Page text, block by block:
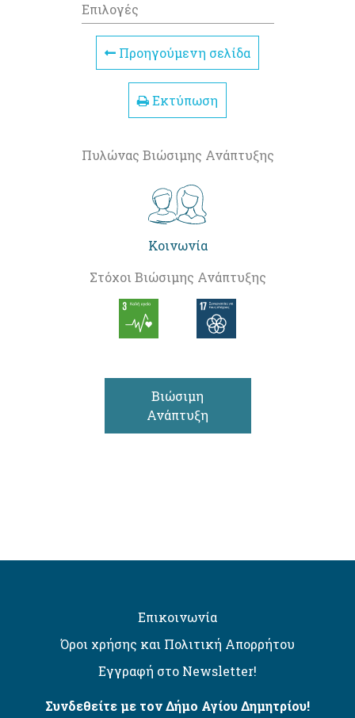
Επιλογές
Προηγούμενη σελίδα
Εκτύπωση
Πυλώνας Βιώσιμης Ανάπτυξης
Κοινωνία
Στόχοι Βιώσιμης Ανάπτυξης
Βιώσιμη
Ανάπτυξη
Επικοινωνία
Όροι χρήσης και Πολιτική Απορρήτου
Εγγραφή στο Newsletter!
Συνδεθείτε με τον Δήμο Αγίου Δημητρίου!